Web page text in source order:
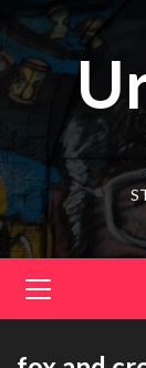
to
content
Menu